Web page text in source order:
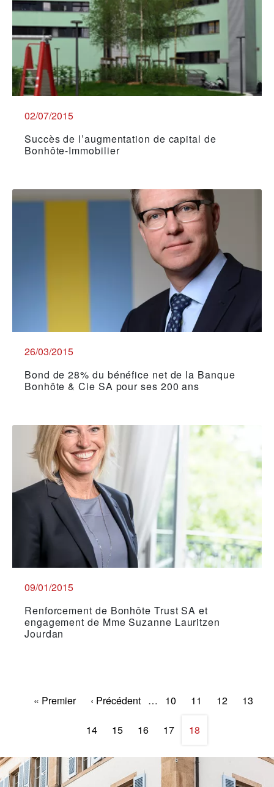
02/07/2015
Succès de l’augmentation de capital de
Bonhôte-Immobilier
26/03/2015
Bond de 28% du bénéfice net de la Banque
Bonhôte & Cie SA pour ses 200 ans
09/01/2015
Renforcement de Bonhôte Trust SA et
engagement de Mme Suzanne Lauritzen
Jourdan
Première page
« Premier Page précédente
‹ Précédent … Page
10 Page
11 Page
12 Page
13
Page
14 Page
15 Page
16 Page
17 Page
18